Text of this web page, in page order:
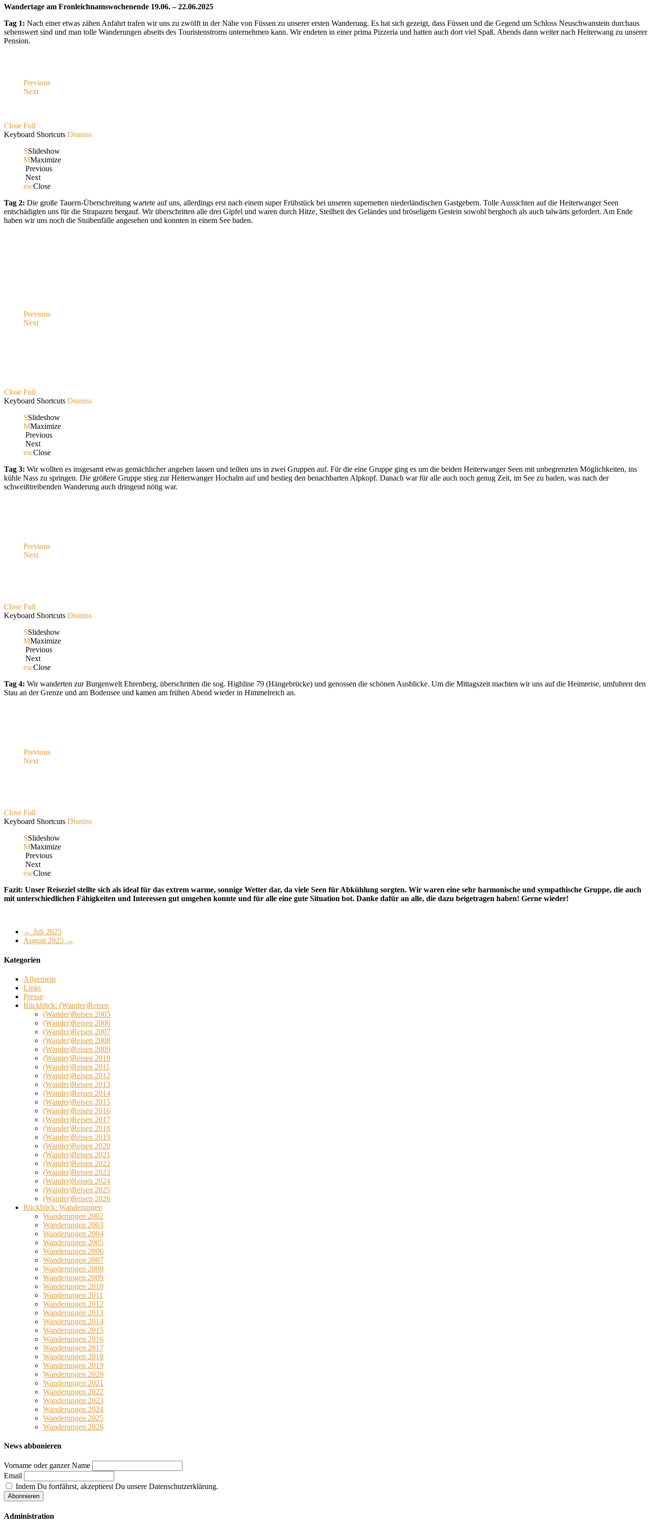
Wandertage am Fronleichnamswochenende 19.06. – 22.06.2025
Tag 1: Nach einer etwas zähen Anfahrt trafen wir uns zu zwölft in der Nähe von Füssen zu unserer ersten Wanderung. Es hat sich gezeigt, dass Füssen und die Gegend um Schloss Neuschwanstein durchaus
sehenswert sind und man tolle Wanderungen abseits des Touristenstroms unternehmen kann. Wir endeten in einer prima Pizzeria und hatten auch dort viel Spaß. Abends dann weiter nach Heiterwang zu unserer
Pension.
Previous
Next
Close Full
Keyboard Shortcuts Dismiss
SSlideshow
MMaximize
Previous
Next
escClose
Tag 2: Die große Tauern-Überschreitung wartete auf uns, allerdings erst nach einem super Frühstück bei unseren supernetten niederländischen Gastgebern. Tolle Aussichten auf die Heiterwanger Seen
entschädigten uns für die Strapazen bergauf. Wir überschritten alle drei Gipfel und waren durch Hitze, Steilheit des Geländes und bröseligem Gestein sowohl berghoch als auch talwärts gefordert. Am Ende
haben wir uns noch die Stuibenfälle angesehen und konnten in einem See baden.
Previous
Next
Close Full
Keyboard Shortcuts Dismiss
SSlideshow
MMaximize
Previous
Next
escClose
Tag 3: Wir wollten es insgesamt etwas gemächlicher angehen lassen und teilten uns in zwei Gruppen auf. Für die eine Gruppe ging es um die beiden Heiterwanger Seen mit unbegrenzten Möglichkeiten, ins
kühle Nass zu springen. Die größere Gruppe stieg zur Heiterwanger Hochalm auf und bestieg den benachbarten Alpkopf. Danach war für alle auch noch genug Zeit, im See zu baden, was nach der
schweißtreibenden Wanderung auch dringend nötig war.
Previous
Next
Close Full
Keyboard Shortcuts Dismiss
SSlideshow
MMaximize
Previous
Next
escClose
Tag 4: Wir wanderten zur Burgenwelt Ehrenberg, überschritten die sog. Highline 79 (Hängebrücke) und genossen die schönen Ausblicke. Um die Mittagszeit machten wir uns auf die Heimreise, umfuhren den
Stau an der Grenze und am Bodensee und kamen am frühen Abend wieder in Himmelreich an.
Previous
Next
Close Full
Keyboard Shortcuts Dismiss
SSlideshow
MMaximize
Previous
Next
escClose
Fazit: Unser Reiseziel stellte sich als ideal für das extrem warme, sonnige Wetter dar, da viele Seen für Abkühlung sorgten. Wir waren eine sehr harmonische und sympathische Gruppe, die auch
mit unterschiedlichen Fähigkeiten und Interessen gut umgehen konnte und für alle eine gute Situation bot. Danke dafür an alle, die dazu beigetragen haben! Gerne wieder!
← Juli 2025
August 2025 →
Kategorien
Allgemein
Links
Presse
Rückblick: (Wander)Reisen
(Wander)Reisen 2005
(Wander)Reisen 2006
(Wander)Reisen 2007
(Wander)Reisen 2008
(Wander)Reisen 2009
(Wander)Reisen 2010
(Wander)Reisen 2011
(Wander)Reisen 2012
(Wander)Reisen 2013
(Wander)Reisen 2014
(Wander)Reisen 2015
(Wander)Reisen 2016
(Wander)Reisen 2017
(Wander)Reisen 2018
(Wander)Reisen 2019
(Wander)Reisen 2020
(Wander)Reisen 2021
(Wander)Reisen 2022
(Wander)Reisen 2023
(Wander)Reisen 2024
(Wander)Reisen 2025
(Wander)Reisen 2026
Rückblick: Wanderungen
Wanderungen 2002
Wanderungen 2003
Wanderungen 2004
Wanderungen 2005
Wanderungen 2006
Wanderungen 2007
Wanderungen 2008
Wanderungen 2009
Wanderungen 2010
Wanderungen 2011
Wanderungen 2012
Wanderungen 2013
Wanderungen 2014
Wanderungen 2015
Wanderungen 2016
Wanderungen 2017
Wanderungen 2018
Wanderungen 2019
Wanderungen 2020
Wanderungen 2021
Wanderungen 2022
Wanderungen 2023
Wanderungen 2024
Wanderungen 2025
Wanderungen 2026
News abbonieren
Vorname oder ganzer Name
Email
Indem Du fortfährst, akzeptierst Du unsere Datenschutzerklärung.
Administration